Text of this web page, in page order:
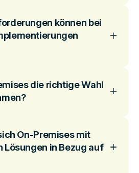
können bei
die richtige Wahl
On-Premises mit
Lösungen in Bezug auf